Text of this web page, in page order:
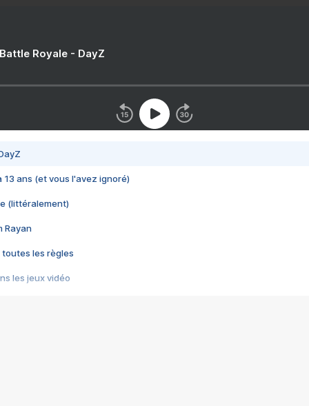
Royale - DayZ
13 ans (et vous l'avez ignoré)
(littéralement)
Rayan
toutes les règles
les jeux vidéo